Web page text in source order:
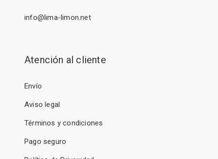
info@lima-limon.net
Atención al cliente
Envío
Aviso legal
Términos y condiciones
Pago seguro